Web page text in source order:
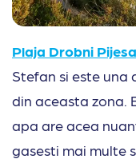
Plaja Drobni
Stefan si este una
din aceasta zona.
apa are acea
gasesti mai multe